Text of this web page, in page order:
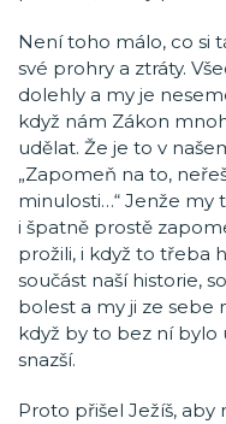
Není toho málo, co si
své prohry a ztráty.
dolehly a my je
když nám Zákon
udělat. Že je to v
„Zapomeň na to,
minulosti…“ Jenže
i špatně prostě
prožili, i když to třeba
součást naší historie,
bolest a my ji ze sebe
když by to bez ní bylo
snazší.
Proto přišel Ježíš, aby